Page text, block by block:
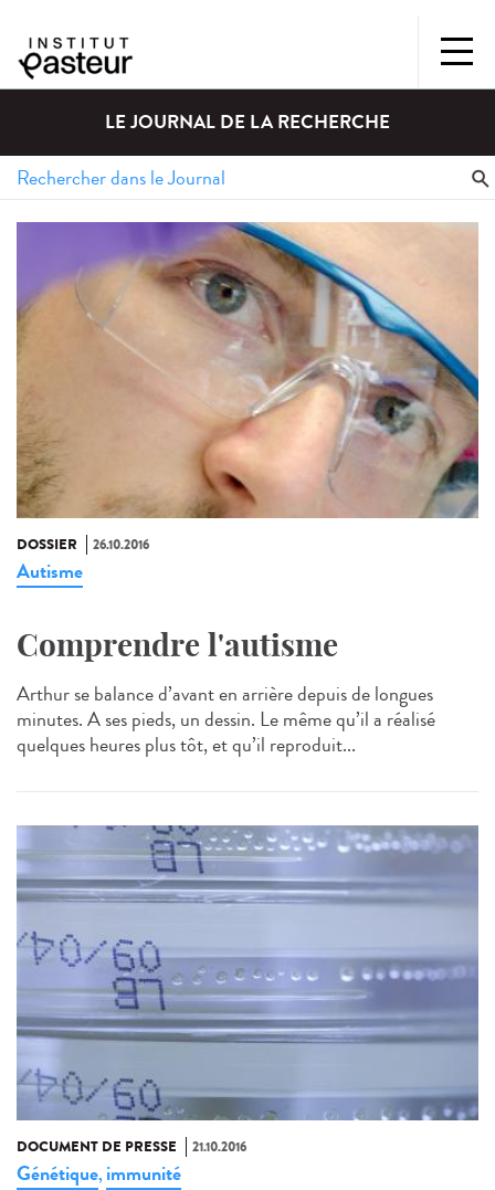
LE JOURNAL DE LA RECHERCHE
DOSSIER 26.10.2016
Autisme
Comprendre l'autisme
Arthur se balance d’avant en arrière depuis de longues
minutes. A ses pieds, un dessin. Le même qu’il a réalisé
quelques heures plus tôt, et qu’il reproduit...
DOCUMENT DE PRESSE 21.10.2016
Génétique, immunité